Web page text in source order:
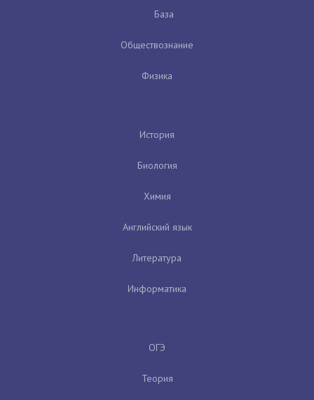
База
Обществознание
Физика
История
Биология
Химия
Английский язык
Литература
Информатика
ОГЭ
Теория